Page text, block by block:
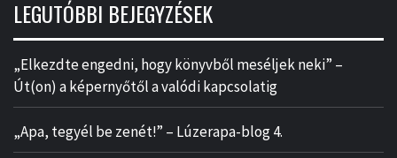
LEGUTÓBBI BEJEGYZÉSEK
„Elkezdte engedni, hogy könyvből meséljek neki” –
Út(on) a képernyőtől a valódi kapcsolatig
„Apa, tegyél be zenét!” – Lúzerapa-blog 4.